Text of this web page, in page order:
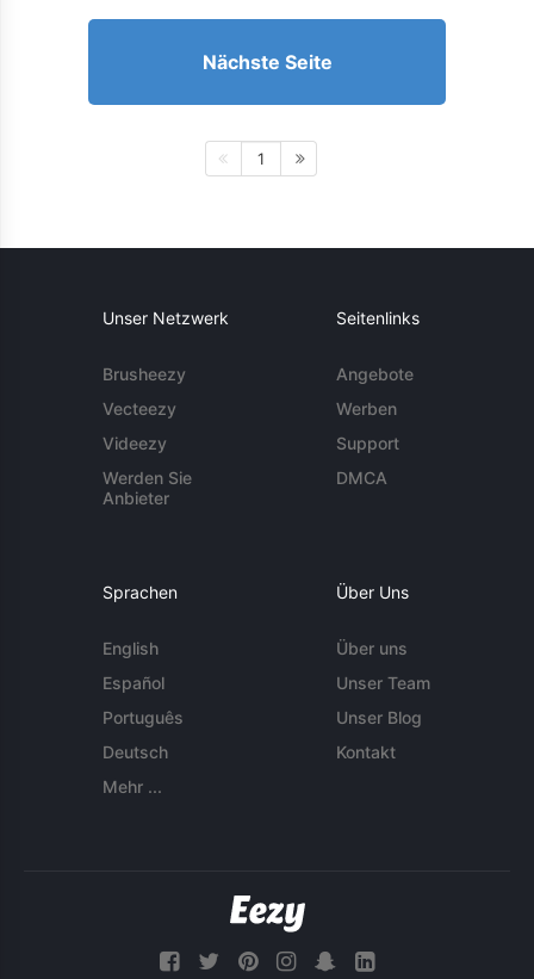
Nächste Seite
1
Unser Netzwerk
Brusheezy
Vecteezy
Videezy
Werden Sie
Anbieter
Seitenlinks
Angebote
Werben
Support
DMCA
Sprachen
English
Español
Português
Deutsch
Mehr ...
Über Uns
Über uns
Unser Team
Unser Blog
Kontakt